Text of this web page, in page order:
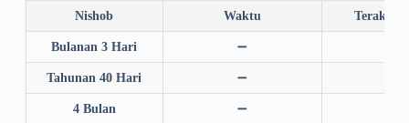
Nishob Waktu Terakhir
Bulanan 3 Hari ➖
Tahunan 40 Hari ➖
4 Bulan ➖